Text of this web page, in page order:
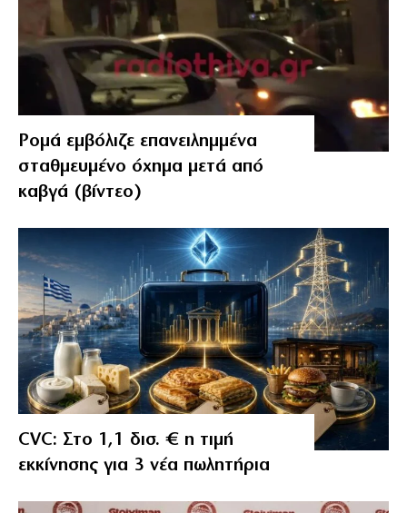
Ρομά εμβόλιζε επανειλημμένα
σταθμευμένο όχημα μετά από
καβγά (βίντεο)
CVC: Στο 1,1 δισ. € η τιμή
εκκίνησης για 3 νέα πωλητήρια